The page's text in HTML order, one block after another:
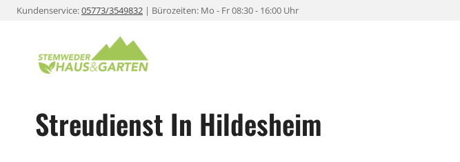
ZumKundenservice:05773/3549832 | Bürozeiten: Mo - Fr 08:30 - 16:00 Uhr
Streudienst In Hildesheim